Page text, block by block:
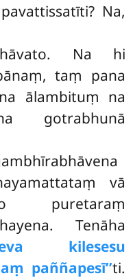
Na,
Na hi
taṃ pana
ālambituṃ na
gotrabhunā
vā
puretaraṃ
Tenāha
kilesesu
paññapesī’’ti.